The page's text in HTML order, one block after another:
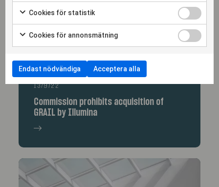
13/9/22
Commission prohibits acquisition of
GRAIL by Illumina
Cookies för statistik
Cookies för annonsmätning
Endast nödvändiga Acceptera alla